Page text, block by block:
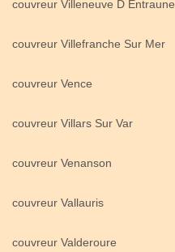
couvreur Villeneuve D Entraune
couvreur Villefranche Sur Mer
couvreur Vence
couvreur Villars Sur Var
couvreur Venanson
couvreur Vallauris
couvreur Valderoure